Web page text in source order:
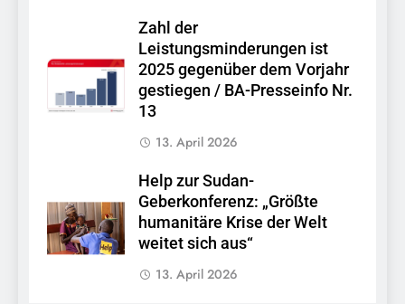
Zahl der
Leistungsminderungen ist
2025 gegenüber dem Vorjahr
gestiegen / BA-Presseinfo Nr.
13
13. April 2026
Help zur Sudan-
Geberkonferenz: „Größte
humanitäre Krise der Welt
weitet sich aus“
13. April 2026